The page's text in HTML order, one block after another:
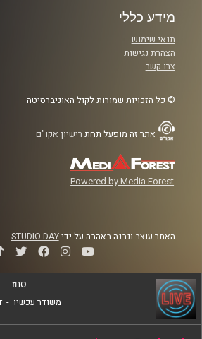
מידע כללי
תנאי שימוש
הצהרת נגישות
צרו קשר
© כל הזכויות שמורות לקול האוניברסיטה
אתר זה מופעל תחת רישיון אקו"ם
Powered by Media Forest
האתר עוצב ונבנה באהבה על ידיSTUDIO DAY
סנוז
משודר עכשיו -